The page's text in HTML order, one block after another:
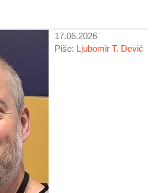
17.06.2026
Piše: Ljubomir T. Dević